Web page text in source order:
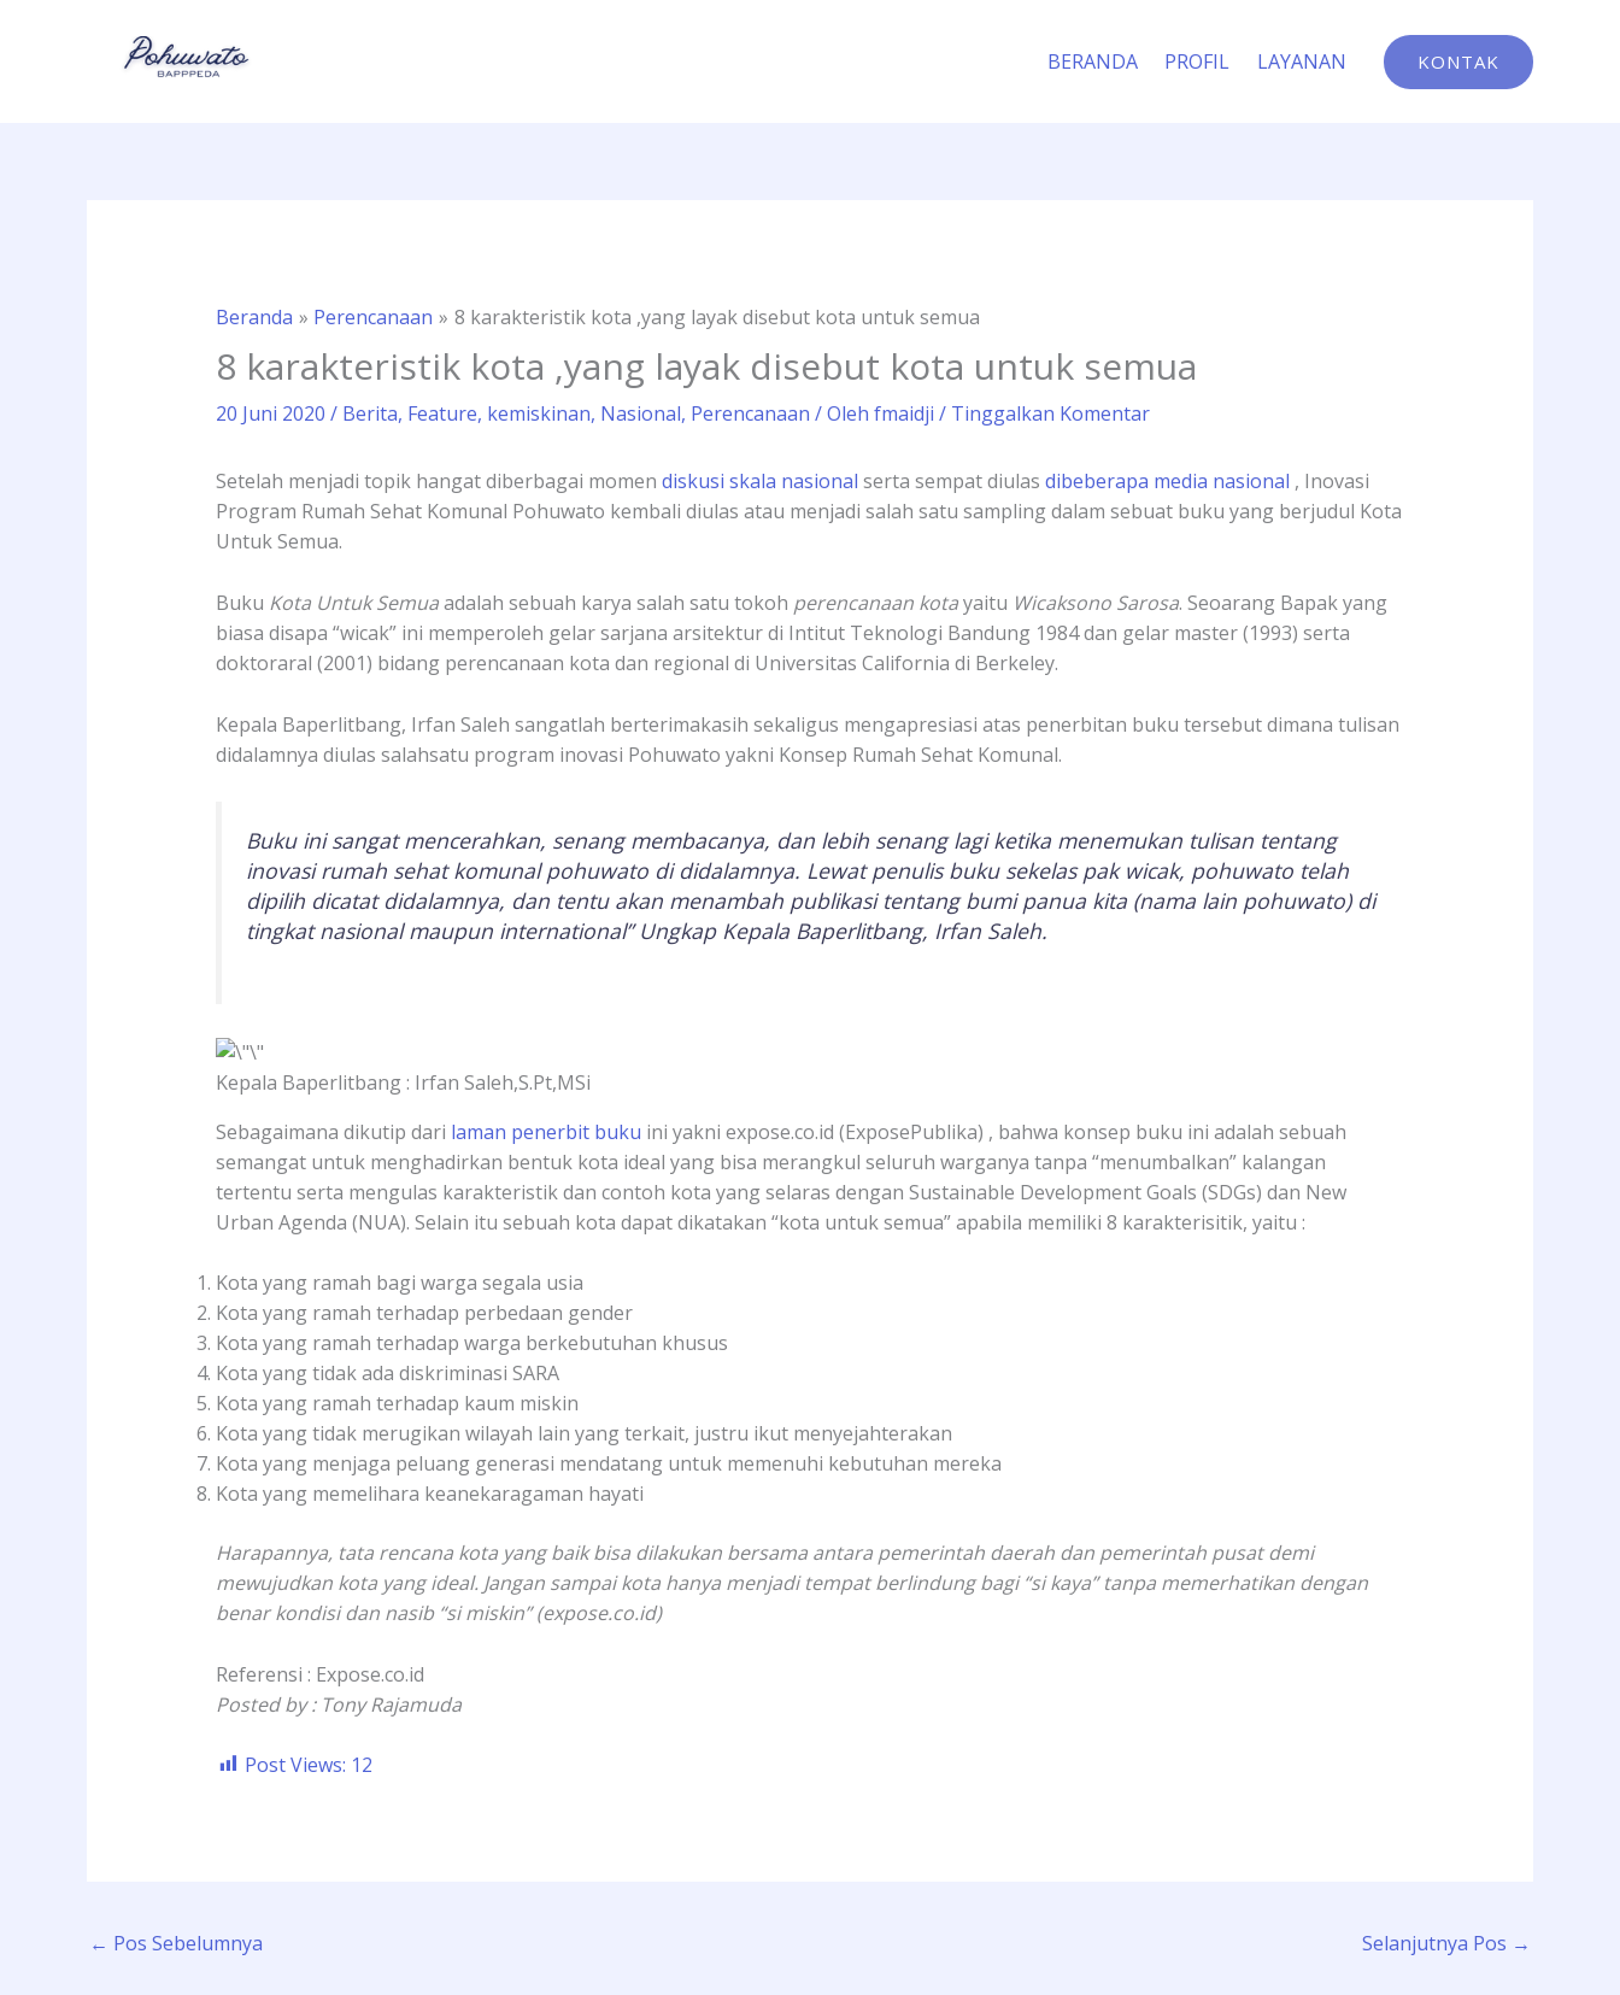
BERANDA PROFIL LAYANAN KONTAK
Beranda Perencanaan 8 karakteristik kota ,yang layak disebut kota untuk semua
8 karakteristik kota ,yang layak disebut kota untuk semua
20 Juni 2020 / Berita, Feature, kemiskinan, Nasional, Perencanaan / Oleh fmaidji / Tinggalkan Komentar
Setelah menjadi topik hangat diberbagai momen diskusi skala nasional serta sempat diulas dibeberapa media nasional , Inovasi
Program Rumah Sehat Komunal Pohuwato kembali diulas atau menjadi salah satu sampling dalam sebuat buku yang berjudul Kota
Untuk Semua.
Buku Kota Untuk Semuaadalah sebuah karya salah satu tokoh perencanaan kotayaitu Wicaksono Sarosa. Seoarang Bapak yang
biasa disapa “wicak” ini memperoleh gelar sarjana arsitektur di Intitut Teknologi Bandung 1984 dan gelar master (1993) serta
doktoraral (2001) bidang perencanaan kota dan regional di Universitas California di Berkeley.
Kepala Baperlitbang, Irfan Saleh sangatlah berterimakasih sekaligus mengapresiasi atas penerbitan buku tersebut dimana tulisan
didalamnya diulas salahsatu program inovasi Pohuwato yakni Konsep Rumah Sehat Komunal.
Buku ini sangat mencerahkan, senang membacanya, dan lebih senang lagi ketika menemukan tulisan tentang
inovasi rumah sehat komunal pohuwato di didalamnya. Lewat penulis buku sekelas pak wicak, pohuwato telah
dipilih dicatat didalamnya, dan tentu akan menambah publikasi tentang bumi panua kita (nama lain pohuwato) di
tingkat nasional maupun international” Ungkap Kepala Baperlitbang, Irfan Saleh.
Kepala Baperlitbang : Irfan Saleh,S.Pt,MSi
Sebagaimana dikutip dari laman penerbit buku ini yakni expose.co.id (ExposePublika) , bahwa konsep buku ini adalah sebuah
semangat untuk menghadirkan bentuk kota ideal yang bisa merangkul seluruh warganya tanpa “menumbalkan” kalangan
tertentu serta mengulas karakteristik dan contoh kota yang selaras dengan Sustainable Development Goals (SDGs) dan New
Urban Agenda (NUA). Selain itu sebuah kota dapat dikatakan “kota untuk semua” apabila memiliki 8 karakterisitik, yaitu :
Kota yang ramah bagi warga segala usia
Kota yang ramah terhadap perbedaan gender
Kota yang ramah terhadap warga berkebutuhan khusus
Kota yang tidak ada diskriminasi SARA
Kota yang ramah terhadap kaum miskin
Kota yang tidak merugikan wilayah lain yang terkait, justru ikut menyejahterakan
Kota yang menjaga peluang generasi mendatang untuk memenuhi kebutuhan mereka
Kota yang memelihara keanekaragaman hayati
Harapannya, tata rencana kota yang baik bisa dilakukan bersama antara pemerintah daerah dan pemerintah pusat demi
mewujudkan kota yang ideal. Jangan sampai kota hanya menjadi tempat berlindung bagi “si kaya” tanpa memerhatikan dengan
benar kondisi dan nasib “si miskin” (expose.co.id)
Referensi : Expose.co.id
Posted by : Tony Rajamuda
Post Views: 12
← Pos Sebelumnya Selanjutnya Pos →